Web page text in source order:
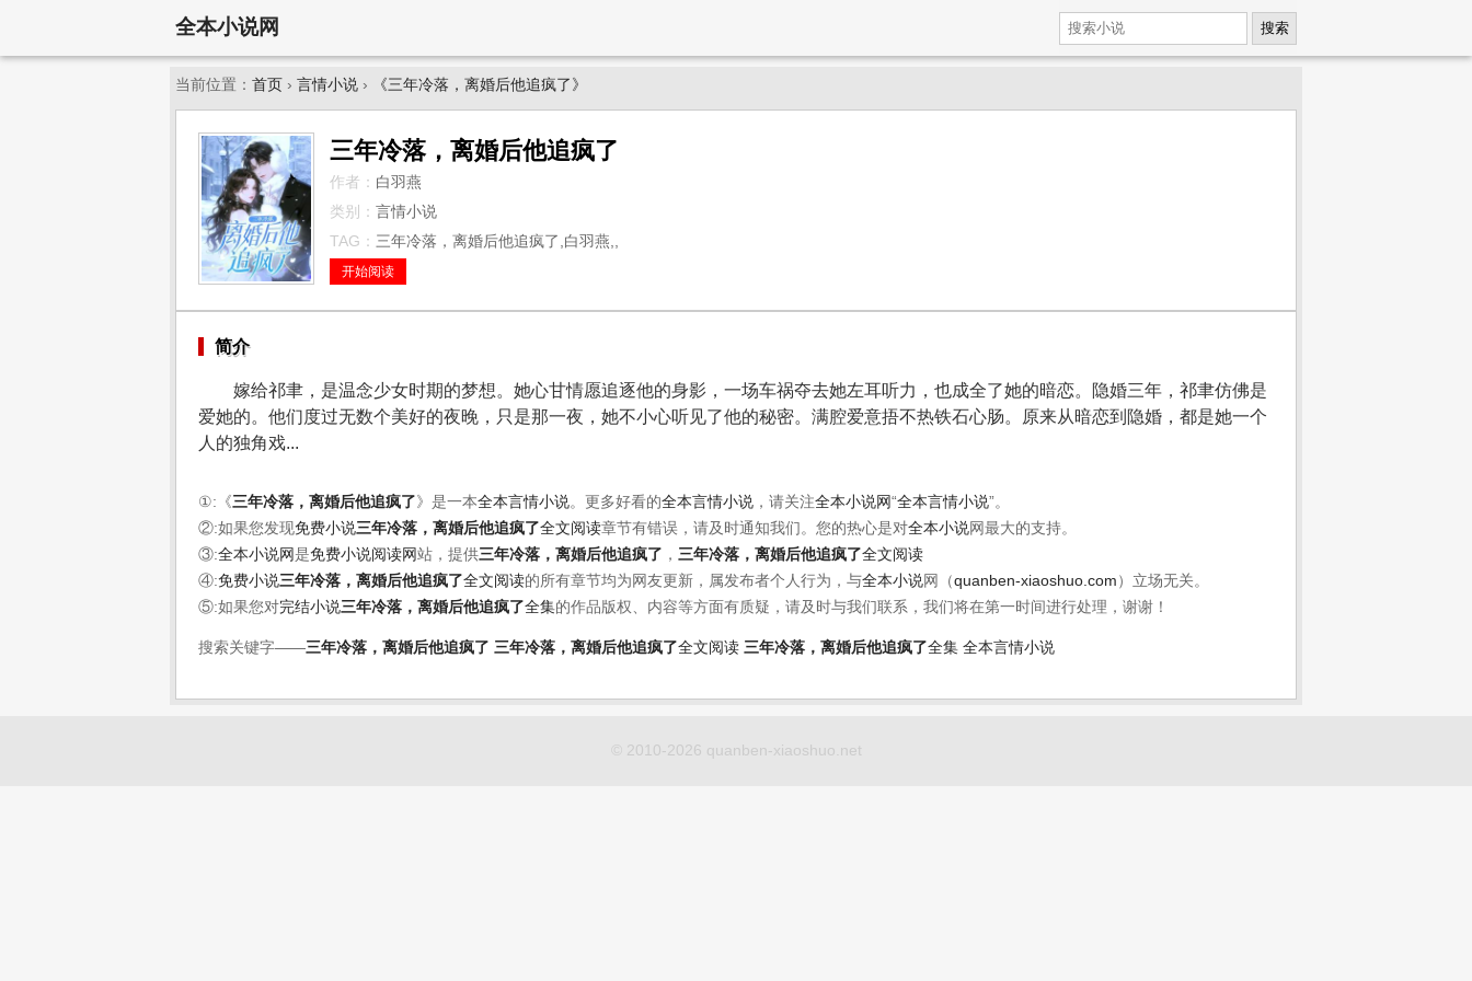
全本小说网 搜索
当前位置： 首页 › 言情小说 › 《三年冷落，离婚后他追疯了》
三年冷落，离婚后他追疯了
作者： 白羽燕
类别： 言情小说
TAG： 三年冷落，离婚后他追疯了,白羽燕,,
开始阅读
简介
嫁给祁聿，是温念少女时期的梦想。她心甘情愿追逐他的身影，一场车祸夺去她左耳听力，也成全了她的暗恋。隐婚三年，祁聿仿佛是
爱她的。他们度过无数个美好的夜晚，只是那一夜，她不小心听见了他的秘密。满腔爱意捂不热铁石心肠。原来从暗恋到隐婚，都是她一个
人的独角戏...
①:《三年冷落，离婚后他追疯了》是一本全本言情小说。更多好看的全本言情小说 ，请关注全本小说网“全本言情小说”。
②:如果您发现免费小说三年冷落，离婚后他追疯了全文阅读章节有错误，请及时通知我们。您的热心是对全本小说网最大的支持。
③:全本小说网是免费小说阅读网站，提供三年冷落，离婚后他追疯了 ， 三年冷落，离婚后他追疯了全文阅读
④:免费小说三年冷落，离婚后他追疯了全文阅读的所有章节均为网友更新，属发布者个人行为，与全本小说网（quanben-xiaoshuo.com ）立场无关。
⑤:如果您对完结小说三年冷落，离婚后他追疯了全集的作品版权、内容等方面有质疑，请及时与我们联系，我们将在第一时间进行处理，谢谢！
搜索关键字——三年冷落，离婚后他追疯了 三年冷落，离婚后他追疯了全文阅读 三年冷落，离婚后他追疯了全集 全本言情小说
© 2010-2026 quanben-xiaoshuo.net